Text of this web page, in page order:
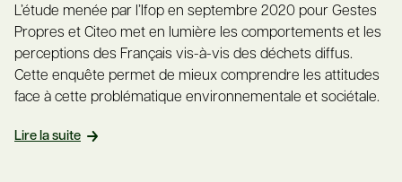
L’étude menée par l’Ifop en septembre 2020 pour Gestes
Propres et Citeo met en lumière les comportements et les
perceptions des Français vis-à-vis des déchets diffus.
Cette enquête permet de mieux comprendre les attitudes
face à cette problématique environnementale et sociétale.
Lire la suite